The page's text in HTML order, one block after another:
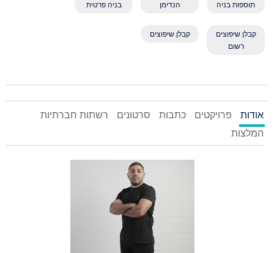
תוספות בניה הנדימן בניה פרטית
קבלן שיפוצים
רשום
קבלן שיפוצים
אודות פרויקטים כתבות סרטונים
רשתות חברתיות
המלצות